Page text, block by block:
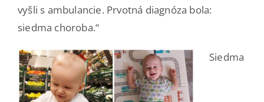
vyšli s ambulancie. Prvotná diagnóza bola:
siedma choroba.“
Siedma